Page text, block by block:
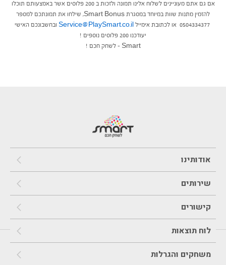
אם גם אתם מעוניינים לשלוח אלינו תמונה ולזכות ב 200 פלוסים אשר באמצעותם תוכלו
להזמין מתנות שוות במיוחד במסגרת Smart Bonus, שילחו את תמונתכם למספר
Service@PlaySmart.co.il ובחשבונכם האישי
יעודכנו 200 פלוסים נוספים !
Smart – לשחק חכם !
אודותינו
שירותים
קישורים
לוח תוצאות
משחקים והגרלות